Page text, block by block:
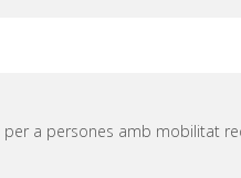
per a persones amb mobilitat